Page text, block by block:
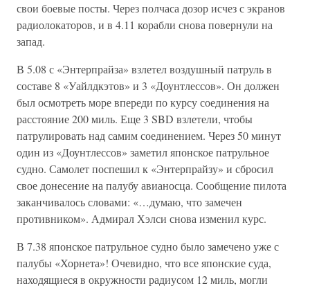
свои боевые посты. Через полчаса дозор исчез с экранов
радиолокаторов, и в 4.11 корабли снова повернули на
запад.
В 5.08 с «Энтерпрайза» взлетел воздушный патруль в
составе 8 «Уайлдкэтов» и 3 «Доунтлессов». Он должен
был осмотреть море впереди по курсу соединения на
расстояние 200 миль. Еще 3 SBD взлетели, чтобы
патрулировать над самим соединением. Через 50 минут
один из «Доунтлессов» заметил японское патрульное
судно. Самолет поспешил к «Энтерпрайзу» и сбросил
свое донесение на палубу авианосца. Сообщение пилота
заканчивалось словами: «…думаю, что замечен
противником». Адмирал Хэлси снова изменил курс.
В 7.38 японское патрульное судно было замечено уже с
палубы «Хорнета»! Очевидно, что все японские суда,
находящиеся в окружности радиусом 12 миль, могли